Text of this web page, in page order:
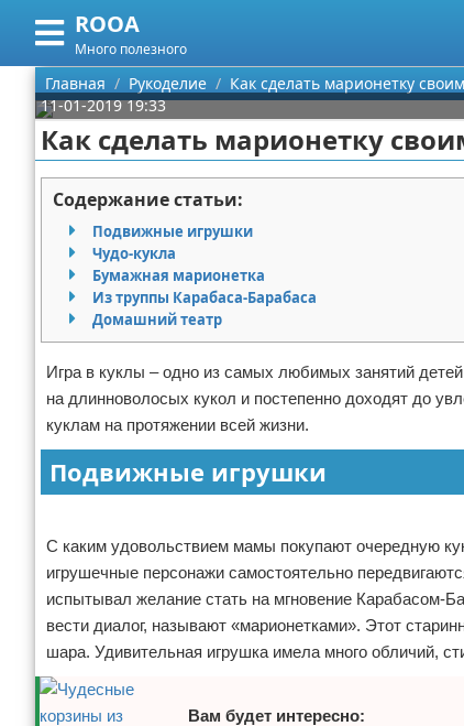
ROOA
Много полезного
Меню
Главная
Категории
Рукоделие
Программирование
Бизнес
Красота
Мода
Отношения
Самосовершенствование
Поиск
О проекте
Контакты
Сотрудничество
Размещение рекламы
Для правообладателей
Условия предоставления информации
Главная Рукоделие
Как сделать марионетку
11-01-2019 19:33
Как сделать марионетку
Содержание статьи:
Подвижные игрушки
Чудо-кукла
Бумажная марионетка
Из труппы Карабаса-Барабаса
Домашний театр
Игра в куклы – одно из самых любимых занятий
на длинноволосых кукол и постепенно доходят до
куклам на протяжении всей жизни.
Подвижные игрушки
С каким удовольствием мамы покупают очередную
игрушечные персонажи самостоятельно
испытывал желание стать на мгновение Карабасом-
вести диалог, называют «марионетками». Этот
шара. Удивительная игрушка имела много обличий,
Вам будет интересно: